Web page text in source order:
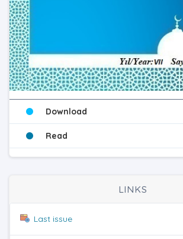
Download
Read
LINKS
Last issue